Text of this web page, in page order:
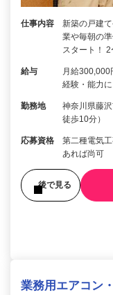
仕事内容
新築の戸建
業や毎朝の
スタート！
給与
月給
経験・能力
勤務地
神奈川県藤
徒歩10分）
応募資格
第二種電気
あれば尚可
後で見る
業務用エアコン